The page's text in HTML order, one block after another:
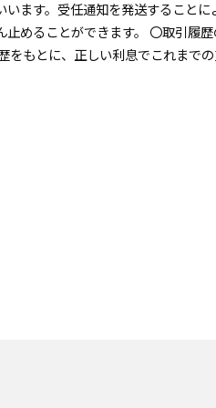
います。受任通知を発送すること
止めることができます。 〇取引履
をもとに、正しい利息でこれまで